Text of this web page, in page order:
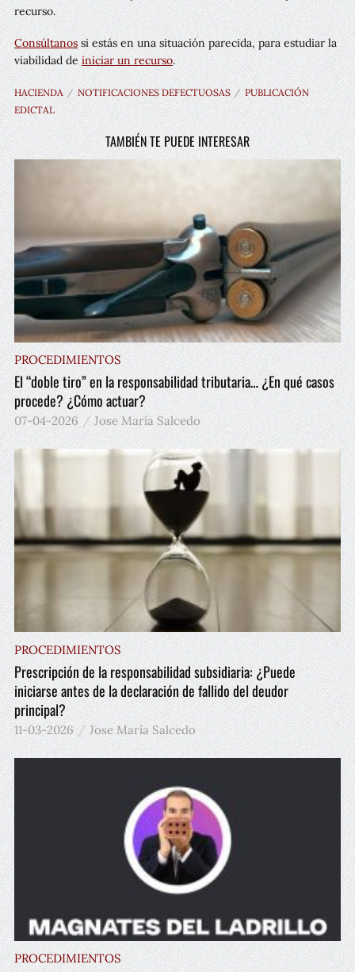
recurso.
Consúltanossi estás en una situación parecida, para estudiar la
viabilidad deiniciar un recurso.
HACIENDA NOTIFICACIONES DEFECTUOSAS
PUBLICACIÓN
EDICTAL
TAMBIÉN TE PUEDE INTERESAR
PROCEDIMIENTOS
El “doble tiro” en la responsabilidad tributaria… ¿En qué casos
procede? ¿Cómo actuar?
07-04-2026 Jose María Salcedo
PROCEDIMIENTOS
Prescripción de la responsabilidad subsidiaria: ¿Puede
iniciarse antes de la declaración de fallido del deudor
principal?
11-03-2026 Jose María Salcedo
PROCEDIMIENTOS